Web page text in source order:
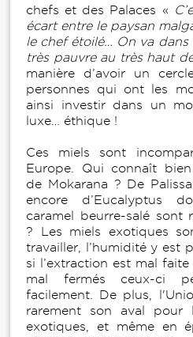
chefs et des Palaces «
écart entre le paysan
le chef étoilé… On va
très pauvre au très haut
manière d’avoir un
personnes qui ont les
ainsi investir dans un
luxe… éthique !
Ces miels sont
Europe. Qui connaît
de Mokarana ? De
encore d’Eucalyptus
caramel beurre-salé sont
? Les miels exotiques
travailler, l’humidité y est
si l’extraction est mal
mal fermés ceux-ci
facilement. De plus,
rarement son aval pour
exotiques, et même en